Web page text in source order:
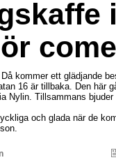
kommer ett glädjande
16 är tillbaka. Den här
Nylin. Tillsammans
och glada när de